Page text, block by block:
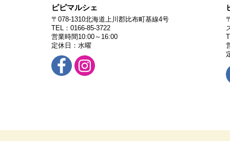
ピピマルシェ
〒078-1310北海道上川郡比布町基線4号
TEL：0166-85-3722
営業時間10:00～16:00
定休日：水曜